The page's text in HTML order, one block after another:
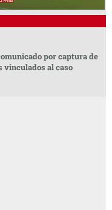
por captura de
vinculados al caso